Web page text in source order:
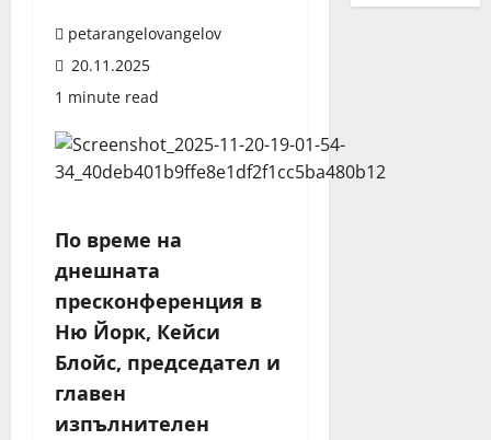
petarangelovangelov
20.11.2025
1 minute read
По време на
днешната
пресконференция в
Ню Йорк, Кейси
Блойс, председател и
главен
изпълнителен